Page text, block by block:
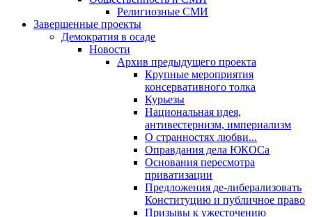
Религиозные СМИ
Завершенные проекты
Демократия в осаде
Новости
Архив предыдущего проекта
Крупные мероприятия
консервативного толка
Курьезы
Национальная идея,
антивестернизм, империализм
О странностях любви...
Оправдания дела ЮКОСа
Основания пересмотра
приватизации
Предложения де-либерализовать
Конституцию и публичное право
Призывы к ужесточению